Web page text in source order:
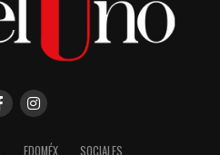
EDOMÉX SOCIALES